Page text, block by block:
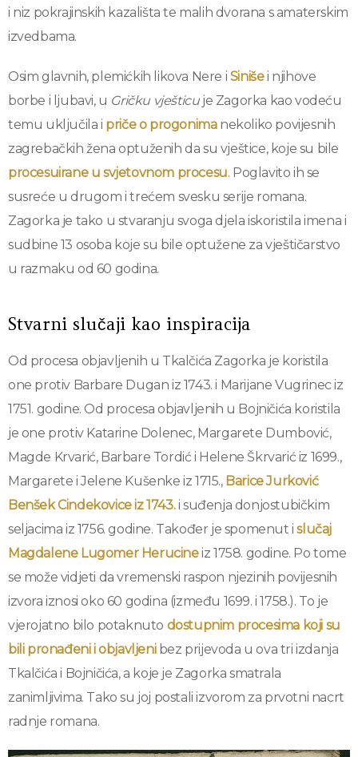
i niz pokrajinskih kazališta te malih dvorana s amaterskim
izvedbama.
Osim glavnih, plemićkih likova Nere i Sinišei njihove
borbe i ljubavi, u Gričku vješticuje Zagorka kao vodeću
temu uključila i priče o progonimanekoliko povijesnih
zagrebačkih žena optuženih da su vještice, koje su bile
procesuirane u svjetovnom procesu. Poglavito ih se
susreće u drugom i trećem svesku serije romana.
Zagorka je tako u stvaranju svoga djela iskoristila imena i
sudbine 13 osoba koje su bile optužene za vještičarstvo
u razmaku od 60 godina.
Stvarni slučaji kao inspiracija
Od procesa objavljenih u Tkalčića Zagorka je koristila
one protiv Barbare Dugan iz 1743. i Marijane Vugrinec iz
1751. godine. Od procesa objavljenih u Bojničića koristila
je one protiv Katarine Dolenec, Margarete Dumbović,
Magde Krvarić, Barbare Tordić i Helene Škrvarić iz 1699.,
Margarete i Jelene Kušenke iz 1715., Barice Jurković
Benšek Cindekovice iz 1743.i suđenja donjostubičkim
seljacima iz 1756. godine. Također je spomenut islučaj
Magdalene Lugomer Herucineiz 1758. godine. Po tome
se može vidjeti da vremenski raspon njezinih povijesnih
izvora iznosi oko 60 godina (između 1699. i 1758.). To je
vjerojatno bilo potaknuto dostupnim procesima koji su
bili pronađeni i objavljenibez prijevoda u ova tri izdanja
Tkalčića i Bojničića, a koje je Zagorka smatrala
zanimljivima. Tako su joj postali izvorom za prvotni nacrt
radnje romana.